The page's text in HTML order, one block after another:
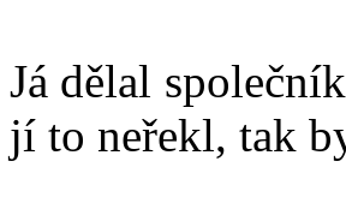
Já dělal
jí to neřekl, tak